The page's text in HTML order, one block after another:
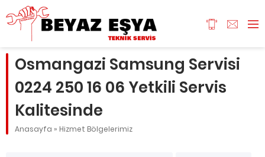
Osmangazi Samsung Servisi
0224 250 16 06 Yetkili Servis
Kalitesinde
Anasayfa » Hizmet Bölgelerimiz